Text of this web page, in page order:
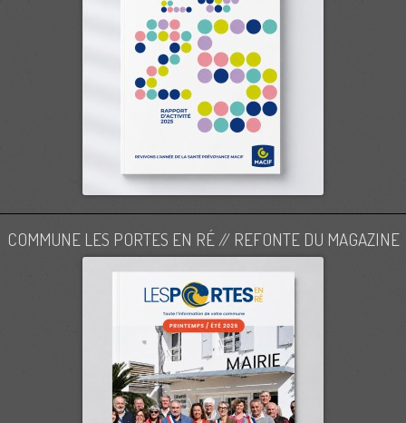
COMMUNE LES PORTES EN RÉ // REFONTE DU MAGAZINE